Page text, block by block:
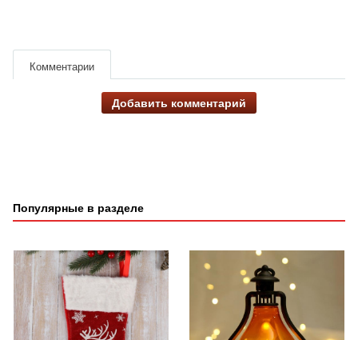
Комментарии
Добавить комментарий
Популярные в разделе